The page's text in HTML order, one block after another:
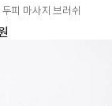
피 마사지 브러쉬